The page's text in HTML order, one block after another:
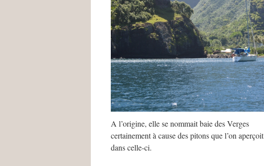
A l’origine, elle se nommait baie des Verges
certainement à cause des pitons que l’on aperçoit
dans celle-ci.